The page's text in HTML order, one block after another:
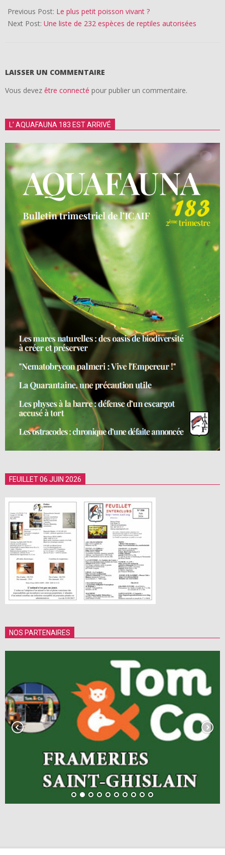
Previous Post: Le plus petit poisson vivant ?
Next Post: Une liste de 232 espèces de reptiles autorisées
LAISSER UN COMMENTAIRE
Vous devez être connecté pour publier un commentaire.
L’ AQUAFAUNA 183 EST ARRIVÉ
FEUILLET 06 JUIN 2026
NOS PARTENAIRES